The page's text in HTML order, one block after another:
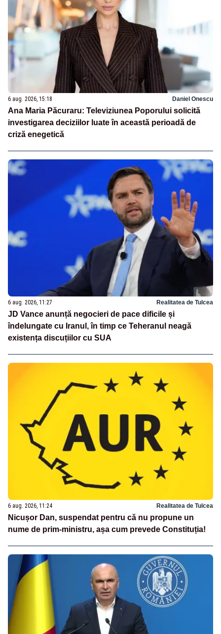
6 aug. 2026, 15:18 Daniel Onescu
Ana Maria Păcuraru: Televiziunea Poporului solicită
investigarea deciziilor luate în această perioadă de
criză enegetică
6 aug. 2026, 11:27 Realitatea de Tulcea
JD Vance anunță negocieri de pace dificile și
îndelungate cu Iranul, în timp ce Teheranul neagă
existența discuțiilor cu SUA
6 aug. 2026, 11:24 Realitatea de Tulcea
Nicușor Dan, suspendat pentru că nu propune un
nume de prim-ministru, așa cum prevede Constituția!